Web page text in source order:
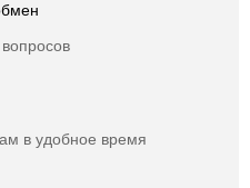
в удобное время